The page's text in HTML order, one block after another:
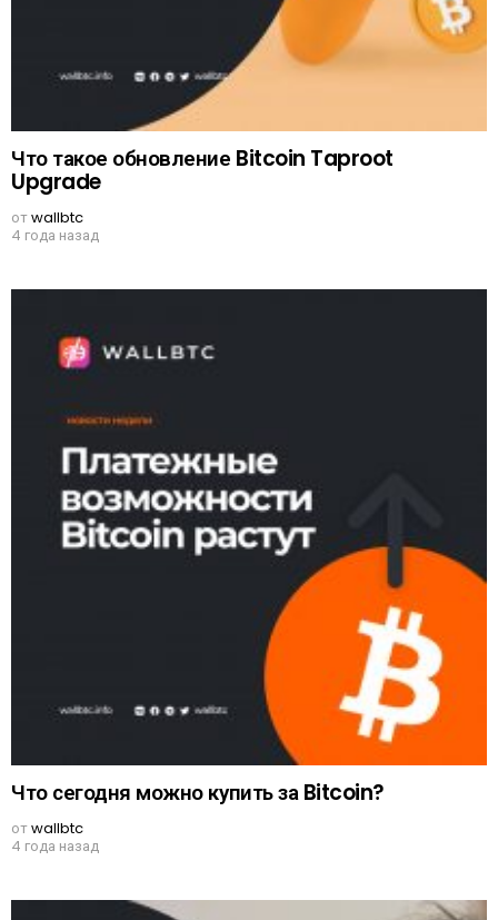
Что такое обновление Bitcoin Taproot
Upgrade
отwallbtc
4 года назад
Что сегодня можно купить за Bitcoin?
отwallbtc
4 года назад